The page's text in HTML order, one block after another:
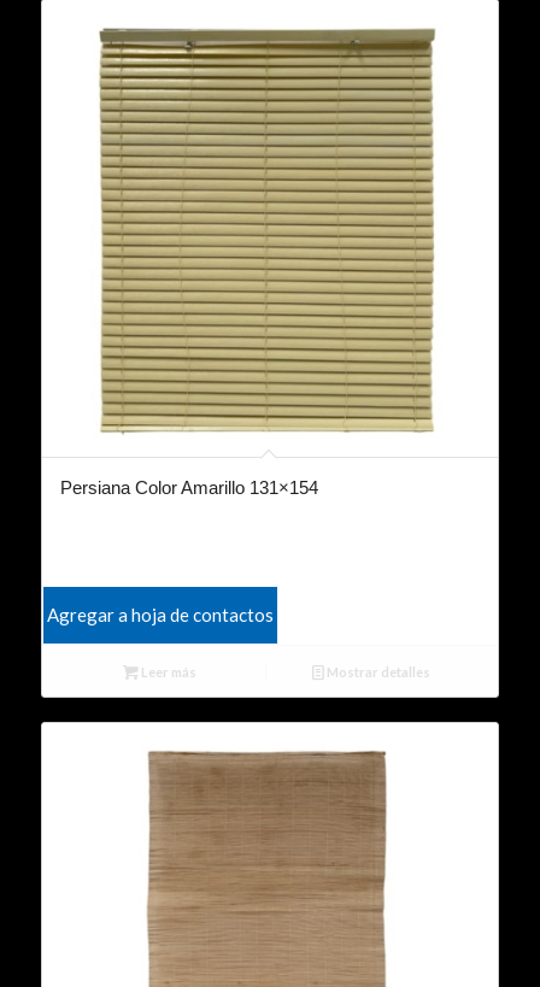
Persiana Color Amarillo 131×154
Agregar a hoja de contactos
Leer más Mostrar detalles